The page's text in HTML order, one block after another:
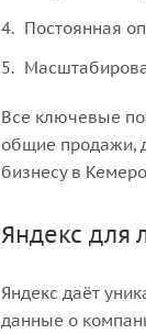
Постоянная
Все ключевые
общие продажи,
бизнесу в
Яндекс для
Яндекс даёт
данные о